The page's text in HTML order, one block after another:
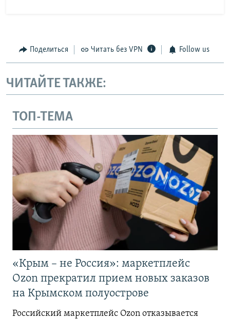
Поделиться Читать без VPN Follow us
ЧИТАЙТЕ ТАКЖЕ:
ТОП-ТЕМА
«Крым – не Россия»: маркетплейс
Ozon прекратил прием новых заказов
на Крымском полуострове
Российский маркетплейс Ozon отказывается